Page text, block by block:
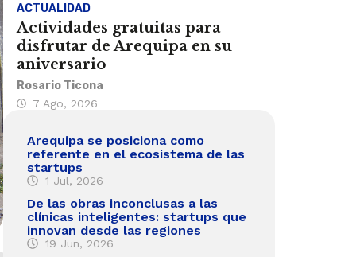
ACTUALIDAD
Actividades gratuitas para
disfrutar de Arequipa en su
aniversario
Rosario Ticona
7 Ago, 2026
Arequipa se posiciona como
referente en el ecosistema de las
startups
1 Jul, 2026
De las obras inconclusas a las
clínicas inteligentes: startups que
innovan desde las regiones
19 Jun, 2026